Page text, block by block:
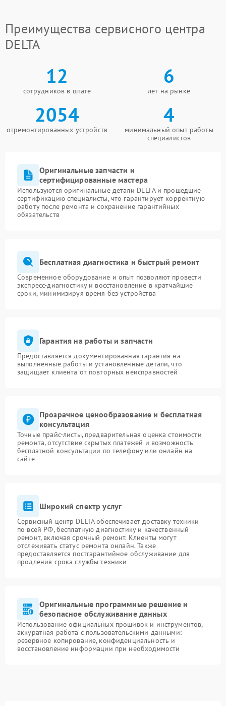
Преимущества сервисного центра
DELTA
12
сотрудников в штате
6
лет на рынке
2054
отремонтированных устройств
4
минимальный опыт работы
специалистов
Оригинальные запчасти и
сертифицированные мастера
Используются оригинальные детали DELTA и прошедшие
сертификацию специалисты, что гарантирует корректную
работу после ремонта и сохранение гарантийных
обязательств
Бесплатная диагностика и быстрый ремонт
Современное оборудование и опыт позволяют провести
экспресс-диагностику и восстановление в кратчайшие
сроки, минимизируя время без устройства
Гарантия на работы и запчасти
Предоставляется документированная гарантия на
выполненные работы и установленные детали, что
защищает клиента от повторных неисправностей
Прозрачное ценообразование и бесплатная
консультация
Точные прайс-листы, предварительная оценка стоимости
ремонта, отсутствие скрытых платежей и возможность
бесплатной консультации по телефону или онлайн на
сайте
Широкий спектр услуг
Сервисный центр DELTA обеспечивает доставку техники
по всей РФ, бесплатную диагностику и качественный
ремонт, включая срочный ремонт. Клиенты могут
отслеживать статус ремонта онлайн. Также
предоставляется постгарантийное обслуживание для
продления срока службы техники
Оригинальные программные решение и
безопасное обслуживание данных
Использование официальных прошивок и инструментов,
аккуратная работа с пользовательскими данными:
резервное копирование, конфиденциальность и
восстановление информации при необходимости